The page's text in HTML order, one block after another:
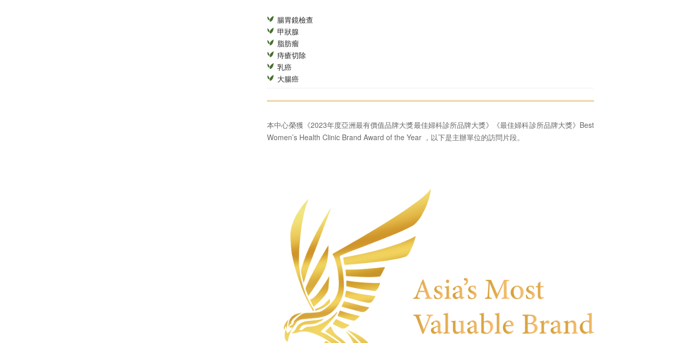
腸胃鏡檢查
甲狀腺
脂肪瘤
痔瘡切除
乳癌
大腸癌
本中心榮獲《2023年度亞洲最有價值品牌大獎最佳婦科診所品牌大獎》《最佳婦科診所品牌大獎》Best
Women’s Health Clinic Brand Award of the Year ，以下是主辦單位的訪問片段。